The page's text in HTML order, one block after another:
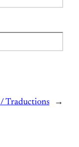
Traductions →